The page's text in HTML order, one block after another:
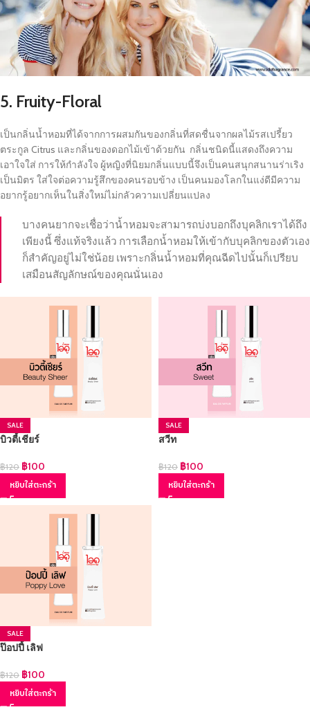
5. Fruity-Floral
เป็นกลิ่นน้ำหอมที่ได้จากการผสมกันของกลิ่นที่สดชื่นจากผลไม้รสเปรี้ยว
ตระกูล Citrus และกลิ่นของดอกไม้เข้าด้วยกัน กลิ่นชนิดนี้แสดงถึงความ
เอาใจใส่ การให้กำลังใจ ผู้หญิงที่นิยมกลิ่นแบบนี้จึงเป็นคนสนุกสนานร่าเริง
เป็นมิตร ใส่ใจต่อความรู้สึกของคนรอบข้าง เป็นคนมองโลกในแง่ดีมีความ
อยากรู้อยากเห็นในสิ่งใหม่ไม่กลัวความเปลี่ยนแปลง
บางคนยากจะเชื่อว่าน้ำหอมจะสามารถบ่งบอกถึงบุคลิกเราได้ถึง
เพียงนี้ ซึ่งแท้จริงแล้ว การเลือกน้ำหอมให้เข้ากับบุคลิกของตัวเอง
ก็สำคัญอยู่ไม่ใช่น้อย เพราะกลิ่นน้ำหอมที่คุณฉีดไปนั้นก็เปรียบ
เสมือนสัญลักษณ์ของคุณนั่นเอง
SALE
บิวตี้เชียร์
฿120 ฿100
หยิบใส่ตะกร้า
SALE
สวีท
฿120 ฿100
หยิบใส่ตะกร้า
SALE
ป๊อปปี้ เลิฟ
฿120 ฿100
หยิบใส่ตะกร้า